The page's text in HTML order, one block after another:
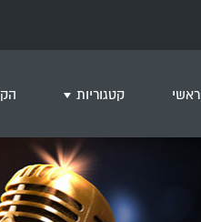
ראשי קטגוריות
שירים לצפייה בחינם
חדש בקריוקי
המבוקשים ביותר
+